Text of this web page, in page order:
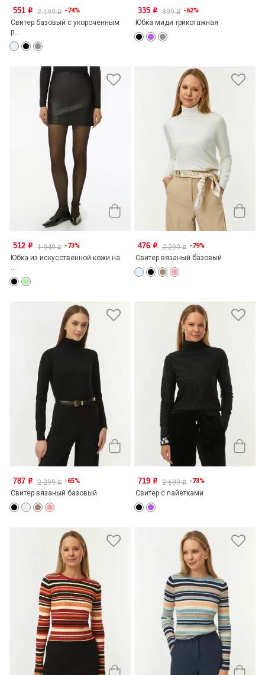
551 o 2 199o -74%
Свитер базовый с укороченным
р...
335 o 899o -62%
Юбка миди трикотажная
512 o 1 949o -73%
Юбка из искусственной кожи на
...
476 o 2 299o -79%
Свитер вязаный базовый
787 o 2 299o -65%
Свитер вязаный базовый
719 o 2 699o -73%
Свитер с пайетками